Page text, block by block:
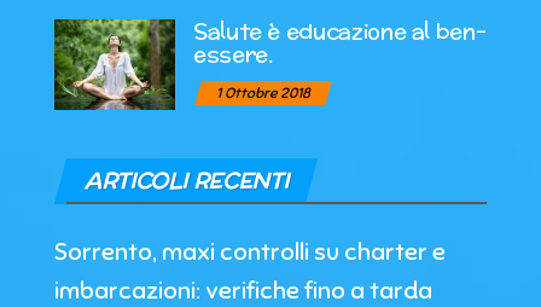
Salute è educazione al ben-
essere.
1 Ottobre 2018
ARTICOLI RECENTI
Sorrento, maxi controlli su charter e
imbarcazioni: verifiche fino a tarda